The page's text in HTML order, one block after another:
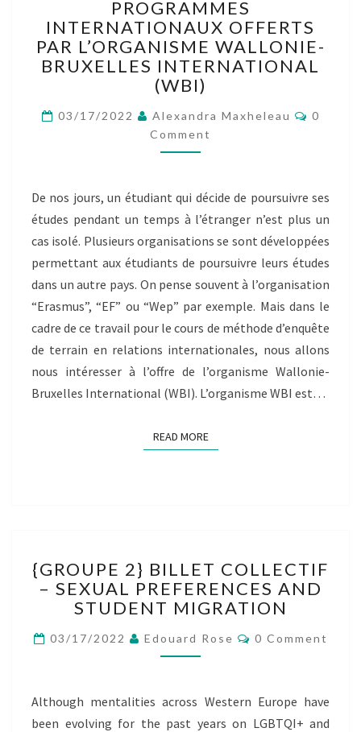
LES
ÉTUDIANTS
BRUXELLOIS
ET
LES
CONDITIONS
AUX
OFFERTS
PAR
L’ORGANISME
WALLONIE-
BRUXELLES
INTERNATIONAL
(WBI)
PROGRAMMES
INTERNATIONAUX OFFERTS
PAR L’ORGANISME WALLONIE-
BRUXELLES INTERNATIONAL
(WBI)
03/17/2022 Alexandra Maxheleau
0
Comment
De nos jours, un étudiant qui décide de poursuivre ses
études pendant un temps à l’étranger n’est plus un
cas isolé. Plusieurs organisations se sont développées
permettant aux étudiants de poursuivre leurs études
dans un autre pays. On pense souvent à l’organisation
“Erasmus”, “EF” ou “Wep” par exemple. Mais dans le
cadre de ce travail pour le cours de méthode d’enquête
de terrain en relations internationales, nous allons
nous intéresser à l’offre de l’organisme Wallonie-
Bruxelles International (WBI). L’organisme WBI est…
READ MOREREAD MORE
2}
BILLET
COLLECTIF
SEXUAL
PREFERENCES
MIGRATION
{GROUPE 2} BILLET COLLECTIF
– SEXUAL PREFERENCES AND
STUDENT MIGRATION
03/17/2022 Edouard Rose Comments
0 Comment
Although mentalities across Western Europe have
been evolving for the past years on LGBTQI+ and